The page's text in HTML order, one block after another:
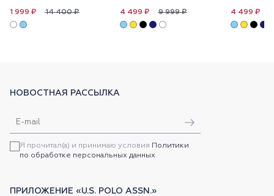
14 400 ₽
1 999 ₽ 9 999 ₽
4 499 ₽ 4 499 ₽
НОВОСТНАЯ РАССЫЛКА
Я прочитал(а) и принимаю условия Политики
по обработке персональных данных
ПРИЛОЖЕНИЕ «U.S. POLO ASSN.»